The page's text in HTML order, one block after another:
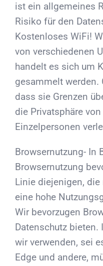
ist ein allgemeines
Risiko für den
Kostenloses WiFi!
von verschiedenen
handelt es sich um
gesammelt werden.
dass sie Grenzen
die Privatsphäre
Einzelpersonen
Browsernutzung- In
Browsernutzung
Linie diejenigen,
eine hohe
Wir bevorzugen
Datenschutz bieten.
wir verwenden, sei
Edge und andere,